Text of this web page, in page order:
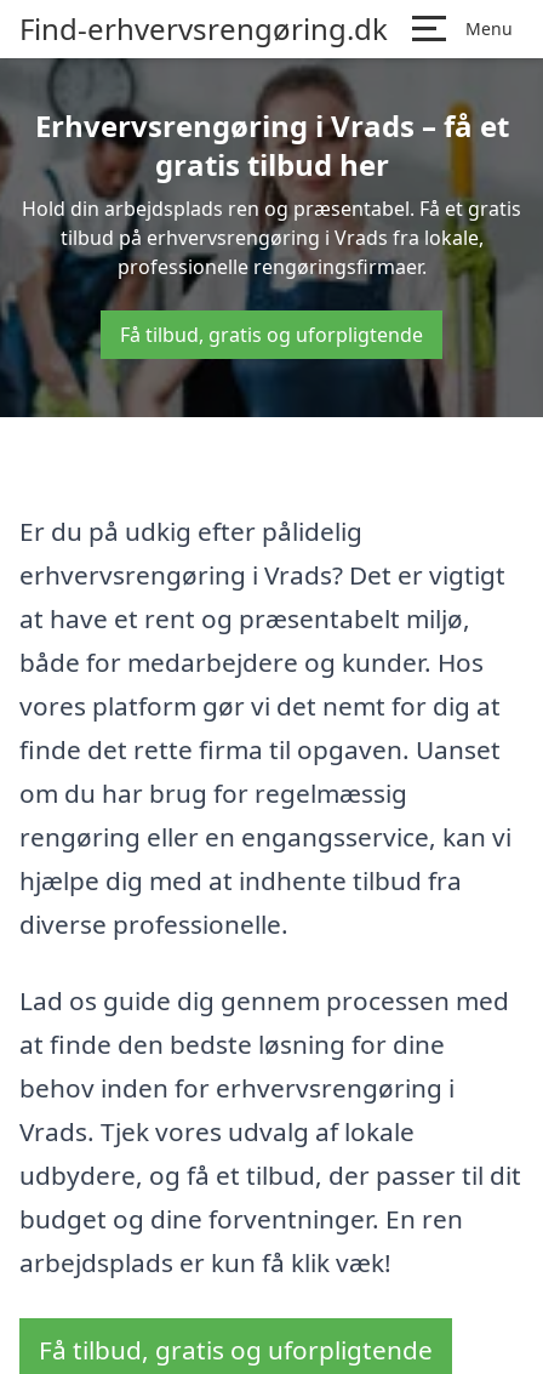
Find-erhvervsrengøring.dk Menu
Erhvervsrengøring i Vrads – få et
gratis tilbud her
Hold din arbejdsplads ren og præsentabel. Få et gratis
tilbud på erhvervsrengøring i Vrads fra lokale,
professionelle rengøringsfirmaer.
Få tilbud, gratis og uforpligtende
Er du på udkig efter pålidelig
erhvervsrengøring i Vrads? Det er vigtigt
at have et rent og præsentabelt miljø,
både for medarbejdere og kunder. Hos
vores platform gør vi det nemt for dig at
finde det rette firma til opgaven. Uanset
om du har brug for regelmæssig
rengøring eller en engangsservice, kan vi
hjælpe dig med at indhente tilbud fra
diverse professionelle.
Lad os guide dig gennem processen med
at finde den bedste løsning for dine
behov inden for erhvervsrengøring i
Vrads. Tjek vores udvalg af lokale
udbydere, og få et tilbud, der passer til dit
budget og dine forventninger. En ren
arbejdsplads er kun få klik væk!
Få tilbud, gratis og uforpligtende